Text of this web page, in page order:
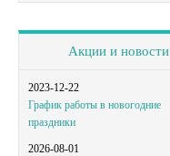
Акции и новости
2023-12-22
График работы в новогодние
праздники
2026-08-01